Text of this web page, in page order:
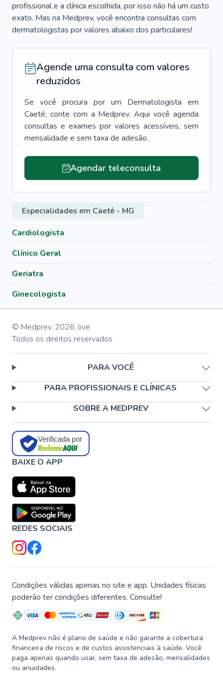
profissional e a clínica escolhida, por isso não há um custo
exato. Mas na Medprev, você encontra consultas com
dermatologistas por valores abaixo dos particulares!
Agende uma consulta com valores
reduzidos
Se você procura por um Dermatologista em
Caeté, conte com a Medprev. Aqui você agenda
consultas e exames por valores acessíveis, sem
mensalidade e sem taxa de adesão.
Agendar teleconsulta
Especialidades em Caeté - MG
Cardiologista
Clínico Geral
Geriatra
Ginecologista
© Medprev, 2026, live
Todos os direitos reservados
PARA VOCÊ
PARA PROFISSIONAIS E CLÍNICAS
SOBRE A MEDPREV
Verificada por
BAIXE O APP
REDES SOCIAIS
Condições válidas apenas no site e app. Unidades físicas
poderão ter condições diferentes. Consulte!
A Medprev não é plano de saúde e não garante a cobertura
financeira de riscos e de custos assistenciais à saúde. Você
paga apenas quando usar, sem taxa de adesão, mensalidades
ou anuidades.